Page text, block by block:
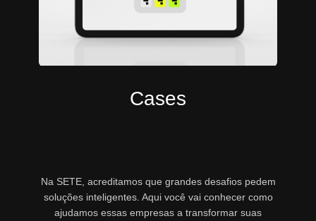
Cases
Na SETE, acreditamos que grandes desafios pedem
soluções inteligentes. Aqui você vai conhecer como
ajudamos essas empresas a transformar suas